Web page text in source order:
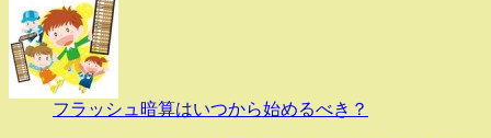
フラッシュ暗算はいつから始めるべき？